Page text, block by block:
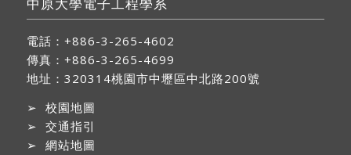
中原大學電子工程學系
電話：+886-3-265-4602
傳真：+886-3-265-4699
地址： 320314桃園市中壢區中北路200號
➢ 校園地圖
➢ 交通指引
➢ 網站地圖